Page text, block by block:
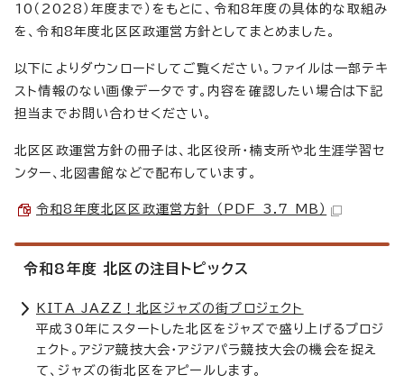
10（2028）年度まで）をもとに、令和8年度の具体的な取組み
を、令和8年度北区区政運営方針としてまとめました。
以下によりダウンロードしてご覧ください。ファイルは一部テキ
スト情報のない画像データです。内容を確認したい場合は下記
担当までお問い合わせください。
北区区政運営方針の冊子は、北区役所・楠支所や北生涯学習セ
ンター、北図書館などで配布しています。
令和8年度北区区政運営方針 （PDF 3.7 MB）
令和8年度 北区の注目トピックス
KITA JAZZ！北区ジャズの街プロジェクト
平成30年にスタートした北区をジャズで盛り上げるプロジ
ェクト。アジア競技大会・アジアパラ競技大会の機会を捉え
て、ジャズの街北区をアピールします。